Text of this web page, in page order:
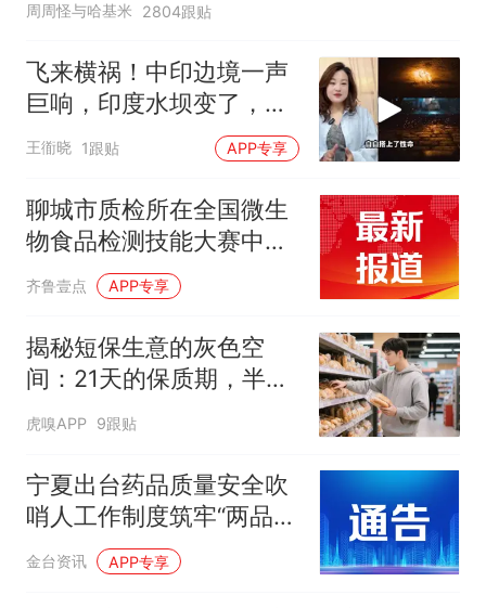
周周怪与哈基米 2804跟贴
飞来横祸！中印边境一声
巨响，印度水坝变了，藏
南算计全泡汤
王衜晓 1跟贴 APP专享
聊城市质检所在全国微生
物食品检测技能大赛中荣
获佳绩
齐鲁壹点 APP专享
揭秘短保生意的灰色空
间：21天的保质期，半年
的生产工艺
虎嗅APP 9跟贴
宁夏出台药品质量安全吹
哨人工作制度筑牢“两品一
械”安全防线
金台资讯 APP专享